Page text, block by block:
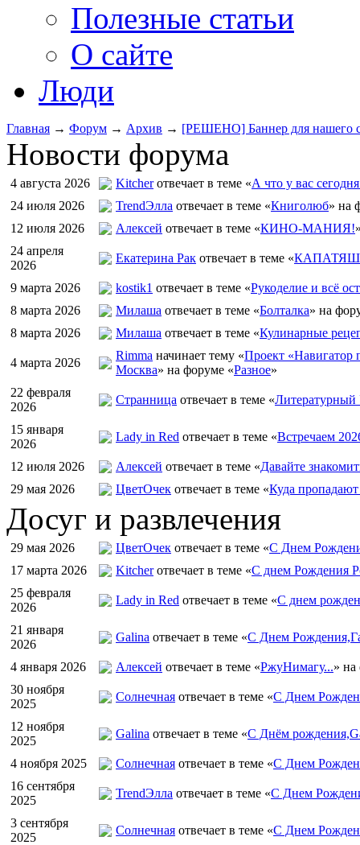
Полезные статьи
О сайте
Люди
Главная → Форум → Архив → [РЕШЕНО] Баннер для нашего
Новости форума
4 августа 2026 Kitcherотвечает в теме «А что у вас
24 июля 2026
TrendЭлла отвечает в теме «Книголюб» на
12 июля 2026
Алексей отвечает в теме «КИНО-МАНИЯ!
24 апреля
2026
Екатерина Рак отвечает в теме «
9 марта 2026 kostik1 отвечает в теме «Рукоделие и всё
8 марта 2026
Милаша отвечает в теме «Болталка» на
8 марта 2026
Милаша отвечает в теме «Кулинарные
4 марта 2026
Rimma начинает тему «Проект «Навигатор
Москва» на форуме «Разное»
22 февраля
2026
Странница отвечает в теме «Литературный
15 января
2026
Lady in Red отвечает в теме «Встречаем
12 июля 2026 Алексей отвечает в теме «Давайте
29 мая 2026
ЦветOчек отвечает в теме «Куда
Досуг и развлечения
29 мая 2026 ЦветOчек отвечает в теме «С Днем
17 марта 2026
Kitcherотвечает в теме «С днем Рождения
25 февраля
2026
Lady in Red отвечает в теме «С днем
21 января
2026
Galina отвечает в теме «С Днем
4 января 2026 Алексей отвечает в теме «РжуНимагу...» на
30 ноября
2025
Солнечная отвечает в теме «С Днем
12 ноября
2025
Galina отвечает в теме «С Днём
4 ноября 2025 Солнечная отвечает в теме «С Днем
16 сентября
2025
TrendЭлла отвечает в теме «С Днем
3 сентября
2025
Солнечная отвечает в теме «С Днем